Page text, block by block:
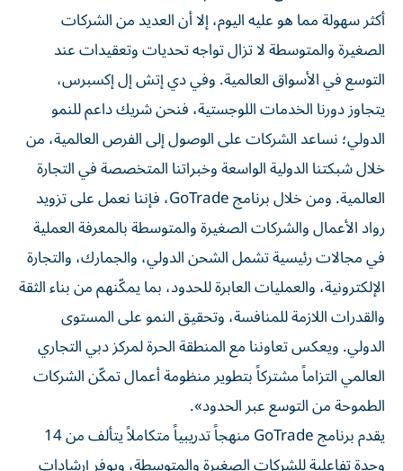
أكثر سهولة مما هو عليه اليوم، إلا أن العديد من الشركات
الصغيرة والمتوسطة لا تزال تواجه تحديات وتعقيدات عند
التوسع في الأسواق العالمية. وفي دي إتش إل إكسبرس،
يتجاوز دورنا الخدمات اللوجستية، فنحن شريك داعم للنمو
الدولي؛ نساعد الشركات على الوصول إلى الفرص العالمية، من
خلال شبكتنا الدولية الواسعة وخبراتنا المتخصصة في التجارة
العالمية. ومن خلال برنامج GoTrade، فإننا نعمل على تزويد
رواد الأعمال والشركات الصغيرة والمتوسطة بالمعرفة العملية
في مجالات رئيسية تشمل الشحن الدولي، والجمارك، والتجارة
الإلكترونية، والعمليات العابرة للحدود، بما يمكّنهم من بناء الثقة
والقدرات اللازمة للمنافسة، وتحقيق النمو على المستوى
الدولي. ويعكس تعاوننا مع المنطقة الحرة لمركز دبي التجاري
العالمي التزاماً مشتركاً بتطوير منظومة أعمال تمكّن الشركات
الطموحة من التوسع عبر الحدود».
يقدم برنامج GoTrade منهجاً تدريبياً متكاملاً يتألف من 14